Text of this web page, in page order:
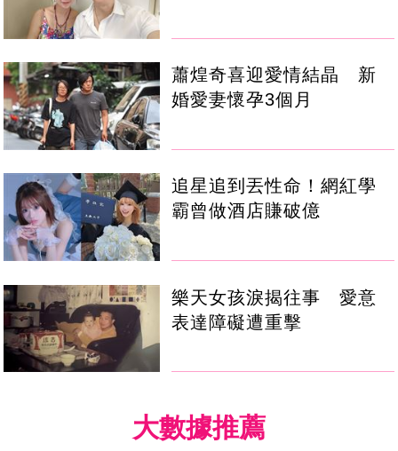
蕭煌奇喜迎愛情結晶 新
婚愛妻懷孕3個月
追星追到丟性命！網紅學
霸曾做酒店賺破億
樂天女孩淚揭往事 愛意
表達障礙遭重擊
大數據推薦